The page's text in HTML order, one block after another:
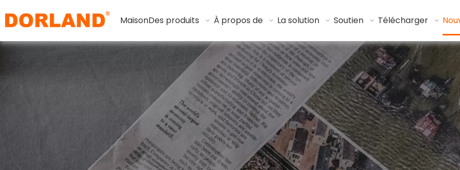
MaisonDes produits À propos de La solution Soutien Télécharger